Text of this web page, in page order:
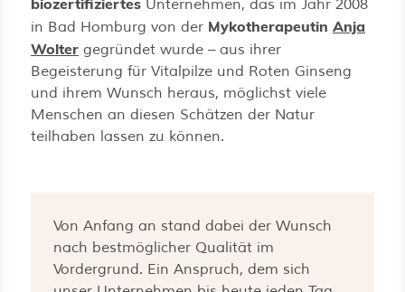
biozertifiziertes Unternehmen, das im Jahr 2008
in Bad Homburg von der Mykotherapeutin Anja
Wolter gegründet wurde – aus ihrer
Begeisterung für Vitalpilze und Roten Ginseng
und ihrem Wunsch heraus, möglichst viele
Menschen an diesen Schätzen der Natur
teilhaben lassen zu können.
Von Anfang an stand dabei der Wunsch
nach bestmöglicher Qualität im
Vordergrund. Ein Anspruch, dem sich